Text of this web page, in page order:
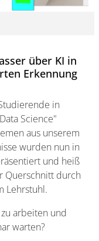
über KI in
Erkennung
in
Science"
aus unserem
wurden nun in
und heiß
Querschnitt durch
Lehrstuhl.
arbeiten und
warten?